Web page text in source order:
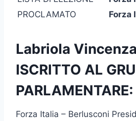
PROCLAMATO
Forza
Labriola
ISCRITTO AL
PARLAMENTARE:
Forza Italia – Berlusconi